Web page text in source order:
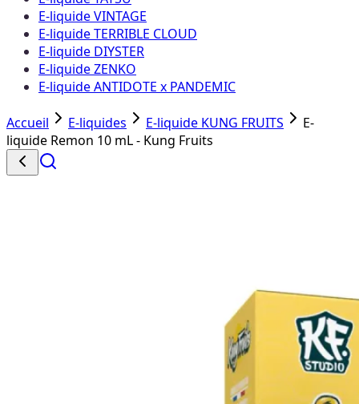
E-liquide VINTAGE
E-liquide TERRIBLE CLOUD
E-liquide DIYSTER
E-liquide ZENKO
E-liquide ANTIDOTE x PANDEMIC
Accueil E-liquides E-liquide KUNG FRUITS
E-
liquide Remon 10 mL - Kung Fruits